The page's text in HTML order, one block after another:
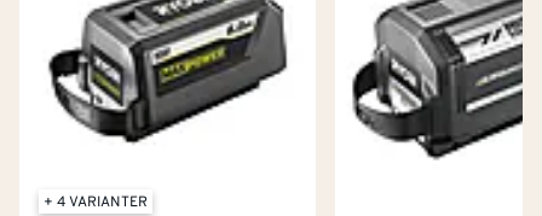
+ 4 VARIANTER